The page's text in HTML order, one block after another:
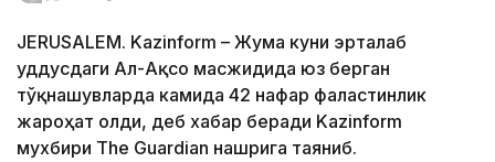
JERUSALEM. Kazinform – Жума куни эрталаб
Қуддусдаги Ал-Ақсо масжидида юз берган
тўқнашувларда камида 42 нафар фаластинлик
жароҳат олди, деб хабар беради Kazinform
мухбири The Guardian нашрига таяниб.